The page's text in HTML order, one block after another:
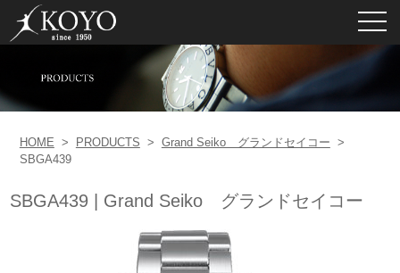
HOME > PRODUCTS > Grand Seiko グランドセイコー >
SBGA439
SBGA439 | Grand Seiko グランドセイコー